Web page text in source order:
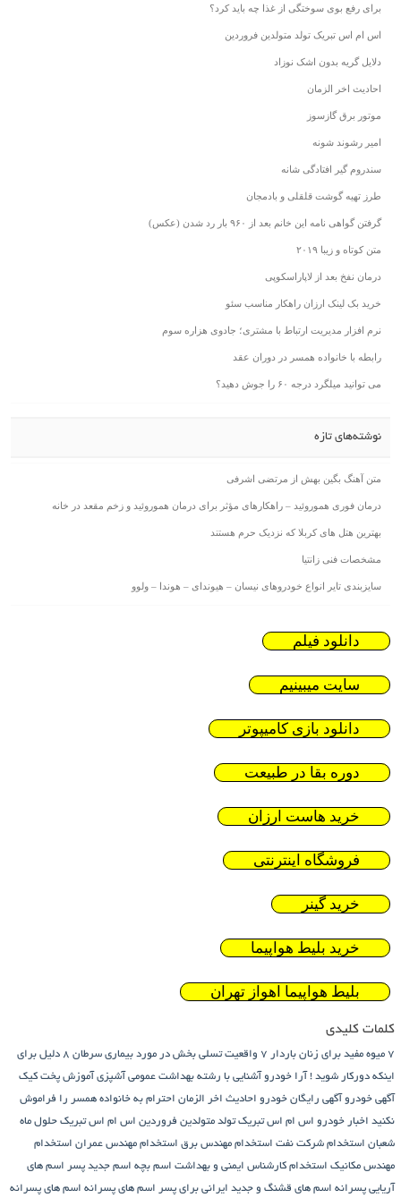
برای رفع بوی سوختگی از غذا چه باید کرد؟
اس ام اس تبریک تولد متولدین فروردین
دلایل گریه بدون اشک نوزاد
احادیث اخر الزمان
موتور برق گازسوز
امیر رشوند شونه
سندروم گیر افتادگی شانه
طرز تهیه گوشت قلقلی و بادمجان
گرفتن گواهی نامه این خانم بعد از ۹۶۰ بار رد شدن (عکس)
متن کوتاه و زیبا ۲۰۱۹
درمان نفخ بعد از لاپاراسکوپی
خرید بک لینک ارزان راهکار مناسب سئو
نرم افزار مدیریت ارتباط با مشتری؛ جادوی هزاره سوم
رابطه با خانواده همسر در دوران عقد
می توانید میلگرد درجه ۶۰ را جوش دهید؟
نوشته‌های تازه
متن آهنگ بگین بهش از مرتضی اشرفی
درمان فوری هموروئید – راهکارهای مؤثر برای درمان هموروئید و زخم مقعد در خانه
بهترین هتل های کربلا که نزدیک حرم هستند
مشخصات فنی زانتیا
سایزبندی تایر انواع خودروهای نیسان – هیوندای – هوندا – ولوو
دانلود فیلم
سایت میبینیم
دانلود بازی کامیپوتر
دوره بقا در طبیعت
خرید هاست ارزان
فروشگاه اینترنتی
خرید گینر
خرید بلیط هواپیما
بلیط هواپیما اهواز تهران
کلمات کلیدی
7 میوه مفید برای زنان باردار 7 واقعیت تسلی بخش در مورد بیماری سرطان
8 دلیل برای
اینکه دورکار شوید ! آرا خودرو آشنایی با رشته بهداشت عمومی آشپزی آموزش پخت کیک
آگهی خودرو آگهی رایگان خودرو احادیث اخر الزمان احترام به خانواده همسر را فراموش
نکنید اخبار خودرو اس ام اس تبریک تولد متولدین فروردین اس ام اس تبریک حلول ماه
شعبان استخدام شرکت نفت استخدام مهندس برق استخدام مهندس عمران استخدام
مهندس مکانیک استخدام کارشناس ایمنی و بهداشت اسم بچه اسم جدید پسر اسم های
آریایی پسرانه اسم های قشنگ و جدید ایرانی برای پسر اسم های پسرانه اسم های پسرانه